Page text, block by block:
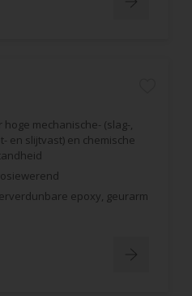
hoge mechanische- (slag-,
en slijtvast) en chemische
epoxy, geurarm